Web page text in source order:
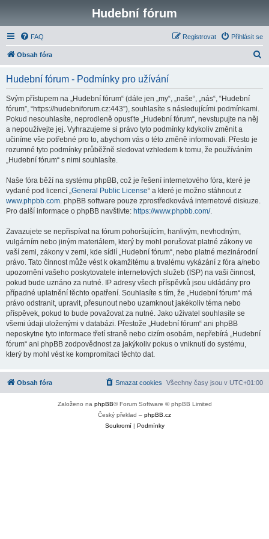
Hudební fórum
FAQ Přihlásit se
Registrovat
Obsah fóra
Hudební fórum - Podmínky pro užívání
Svým přístupem na „Hudební fórum“ (dále jen „my“, „naše“, „nás“, “Hudební
fórum”, “https://hudebniforum.cz:443”), souhlasíte s následujícími podmínkami.
Pokud nesouhlasíte, neprodleně opusťte „Hudební fórum“, nevstupujte na něj
a nepoužívejte jej. Vyhrazujeme si právo tyto podmínky kdykoliv změnit a
učiníme vše potřebné pro to, abychom vás o této změně informovali. Přesto je
rozumné tyto podmínky průběžně sledovat vzhledem k tomu, že používáním
„Hudební fórum“ s nimi souhlasíte.
Naše fóra běží na systému phpBB, což je řešení internetového fóra, které je
vydané pod licencí „General Public License“ a které je možno stáhnout z
www.phpbb.com. phpBB software pouze zprostředkovává internetové diskuze.
Pro další informace o phpBB navštivte: https://www.phpbb.com/.
Zavazujete se nepřispívat na fórum pohoršujícím, hanlivým, nevhodným,
vulgárním nebo jiným materiálem, který by mohl porušovat platné zákony ve
vaší zemi, zákony v zemi, kde sídlí „Hudební fórum“, nebo platné mezinárodní
právo. Tato činnost může vést k okamžitému a trvalému vykázání z fóra a/nebo
upozornění vašeho poskytovatele internetových služeb (ISP) na vaši činnost,
pokud bude uznáno za nutné. IP adresy všech příspěvků jsou ukládány pro
případné uplatnění těchto opatření. Souhlasíte s tím, že „Hudební fórum“ má
právo odstranit, upravit, přesunout nebo uzamknout jakékoliv téma nebo
příspěvek, pokud to bude považovat za nutné. Jako uživatel souhlasíte se
všemi údaji uloženými v databázi. Přestože „Hudební fórum“ ani phpBB
neposkytne tyto informace třetí straně nebo cizím osobám, nepřebírá „Hudební
fórum“ ani phpBB zodpovědnost za jakýkoliv pokus o vniknutí do systému,
který by mohl vést ke kompromitaci těchto dat.
Obsah fóra Všechny časy jsou v UTC+01:00
Smazat cookies
Založeno na phpBB® Forum Software © phpBB Limited
Český překlad – phpBB.cz
Soukromí| Podmínky